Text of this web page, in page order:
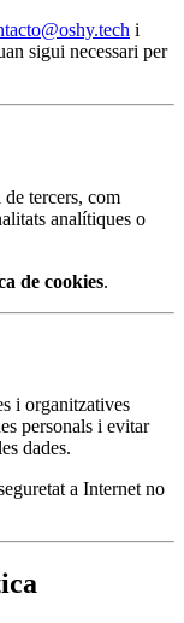
i
sigui necessari per
tercers, com
analítiques o
de cookies.
i organitzatives
personals i evitar
dades.
a Internet no